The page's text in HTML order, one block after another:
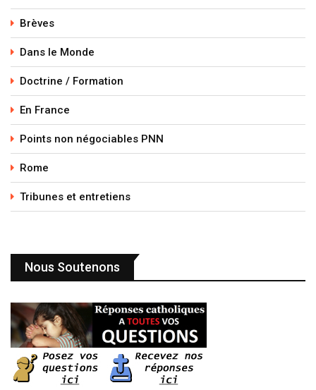
Brèves
Dans le Monde
Doctrine / Formation
En France
Points non négociables PNN
Rome
Tribunes et entretiens
Nous Soutenons